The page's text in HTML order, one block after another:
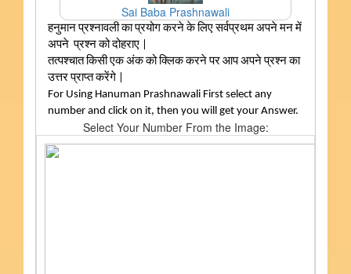
Sai Baba Prashnawali
हनुमान प्रश्नावली का प्रयोग करने के लिए सर्वप्रथम अपने मन में
अपने प्रश्न को दोहराए |
तत्पश्चात किसी एक अंक को क्लिक करने पर आप अपने प्रश्न का
उत्तर प्राप्त करेंगे |
For Using Hanuman Prashnawali First select any
number and click on it, then you will get your Answer.
Select Your Number From the Image: